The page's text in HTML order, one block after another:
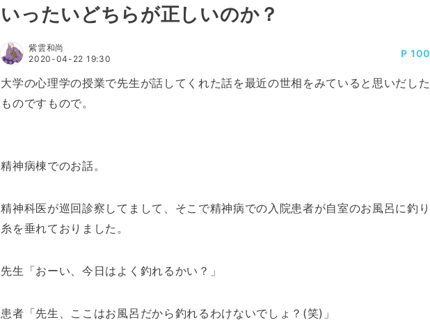
いったいどちらが正しいのか？
紫雲和尚
2020-04-22 19:30
100
大学の心理学の授業で先生が話してくれた話を最近の世相をみていると思いだした
ものですもので。
精神病棟でのお話。
精神科医が巡回診察してまして、そこで精神病での入院患者が自室のお風呂に釣り
糸を垂れておりました。
先生「おーい、今日はよく釣れるかい？」
患者「先生、ここはお風呂だから釣れるわけないでしょ？(笑)」